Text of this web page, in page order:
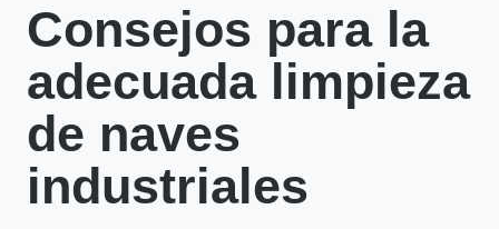
Consejos para la
adecuada limpieza
de naves
industriales